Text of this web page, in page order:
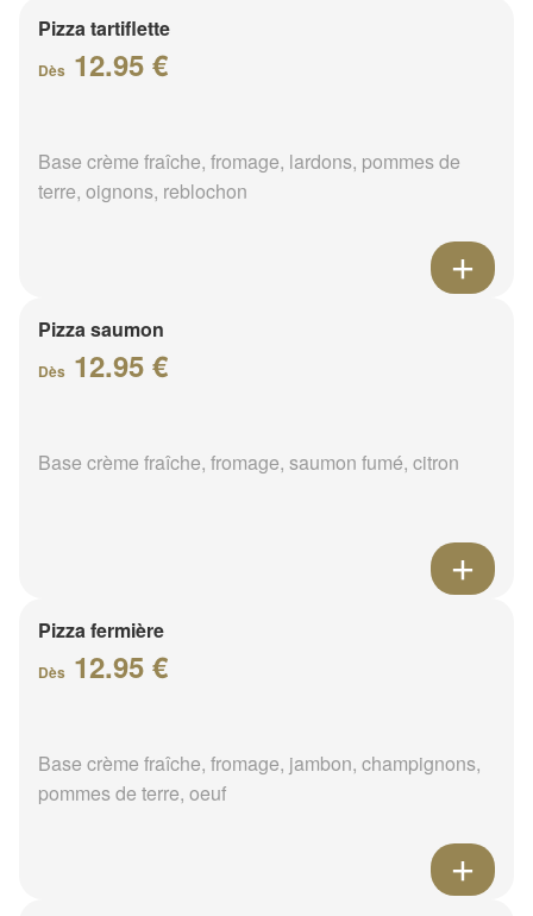
Pizza tartiflette
Dès 12.95 €
Base crème fraîche, fromage, lardons, pommes de
terre, oignons, reblochon
Pizza saumon
Dès 12.95 €
Base crème fraîche, fromage, saumon fumé, citron
Pizza fermière
Dès 12.95 €
Base crème fraîche, fromage, jambon, champignons,
pommes de terre, oeuf